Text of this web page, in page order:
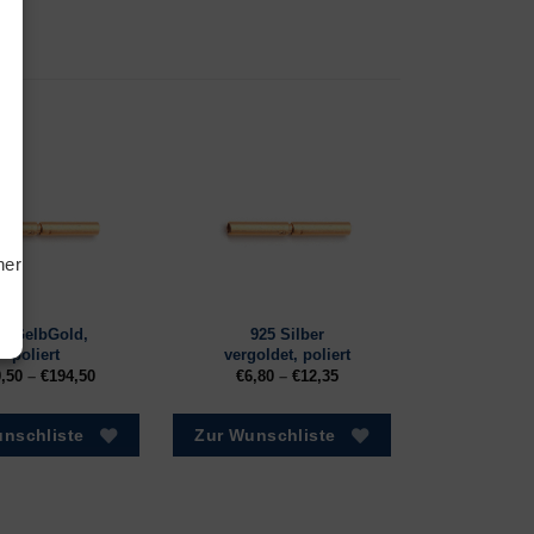
GelbGold,
poliert
– €194,50
925 Silber
vergoldet, poliert
€6,80– €12,35
Zur Wunschliste